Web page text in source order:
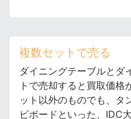
複数セットで売る
ダイニングテーブルとダ
トで売却すると買取価
ット以外のものでも、タ
ビボードといった、IDC